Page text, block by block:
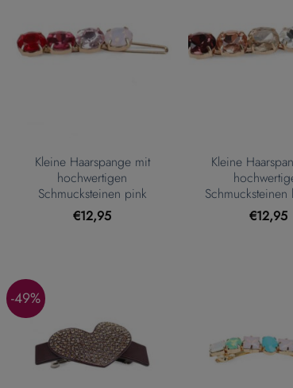
Kleine Haarspange mit
hochwertigen
Schmucksteinen pink
€12,95
Kleine
Schmucksteinen
€12,95
-49%